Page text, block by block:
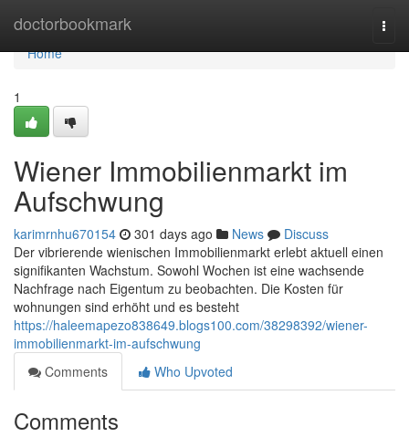
doctorbookmark
Home
Home
1
Wiener Immobilienmarkt im
Aufschwung
karimrnhu670154 301 days ago News
Discuss
Der vibrierende wienischen Immobilienmarkt erlebt aktuell einen
signifikanten Wachstum. Sowohl Wochen ist eine wachsende
Nachfrage nach Eigentum zu beobachten. Die Kosten für
wohnungen sind erhöht und es besteht
https://haleemapezo838649.blogs100.com/38298392/wiener-
immobilienmarkt-im-aufschwung
Comments
Who Upvoted
Comments